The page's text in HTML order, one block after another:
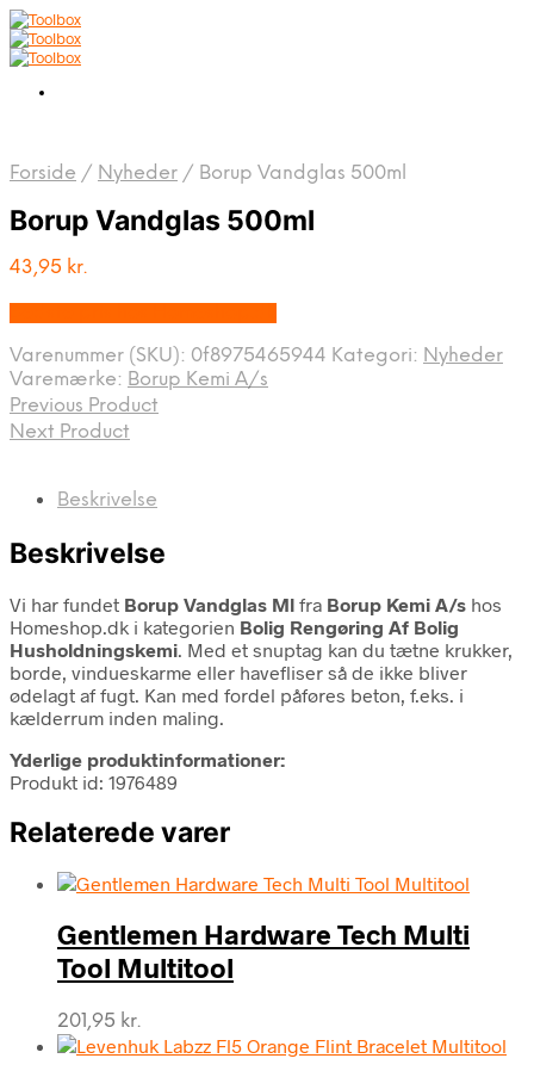
Forside / Nyheder / Borup Vandglas 500ml
Borup Vandglas 500ml
43,95 kr.
Varenummer (SKU): 0f8975465944 Kategori: Nyheder
Varemærke: Borup Kemi A/s
Previous Product
Next Product
Beskrivelse
Beskrivelse
Vi har fundet Borup Vandglas Ml fra Borup Kemi A/s hos
Homeshop.dk i kategorien Bolig Rengøring Af Bolig
Husholdningskemi. Med et snuptag kan du tætne krukker,
borde, vindueskarme eller havefliser så de ikke bliver
ødelagt af fugt. Kan med fordel påføres beton, f.eks. i
kælderrum inden maling.
Yderlige produktinformationer:
Produkt id: 1976489
Relaterede varer
Gentlemen Hardware Tech Multi
Tool Multitool
201,95 kr.